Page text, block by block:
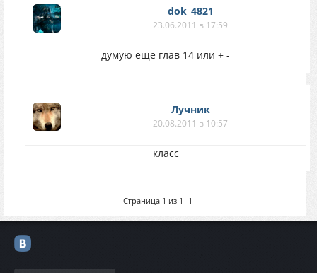
dok_4821
23.06.2011 в 17:59
думую еще глав 14 или + -
Лучник
20.08.2011 в 10:57
класс
Страница 1 из 1 1